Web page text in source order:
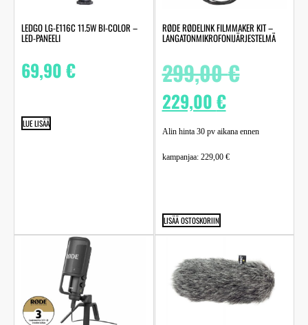
LEDGO LG-E116C 11.5W BI-COLOR –
LED-PANEELI
69,90€
LUE LISÄÄ
RØDE RØDELINK FILMMAKER KIT –
LANGATONMIKROFONIJÄRJESTELMÄ
299,00€
229,00€
Alin hinta 30 pv aikana ennen
kampanjaa: 229,00 €
LISÄÄ OSTOSKORIIN